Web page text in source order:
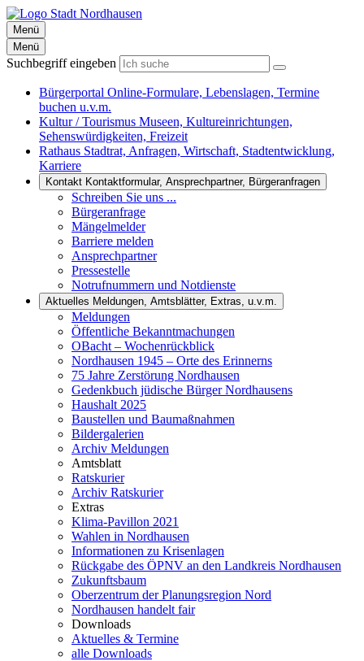
Menü
Menü
Suchbegriff eingeben
Bürgerportal Online-Formulare, Lebenslagen, Termine
buchen u.v.m.
Kultur / Tourismus Museen, Kultureinrichtungen,
Sehenswürdigkeiten, Freizeit
Rathaus Stadtrat, Anfragen, Wirtschaft, Stadtentwicklung,
Karriere
Kontakt Kontaktformular, Ansprechpartner, Bürgeranfragen
Schreiben Sie uns ...
Bürgeranfrage
Mängelmelder
Barriere melden
Ansprechpartner
Pressestelle
Notrufnummern und Notdienste
Aktuelles Meldungen, Amtsblätter, Extras, u.v.m.
Meldungen
Öffentliche Bekanntmachungen
OBacht – Wochenrückblick
Nordhausen 1945 – Orte des Erinnerns
75 Jahre Zerstörung Nordhausen
Gedenkbuch jüdische Bürger Nordhausens
Haushalt 2025
Baustellen und Baumaßnahmen
Bildergalerien
Archiv Meldungen
Amtsblatt
Ratskurier
Archiv Ratskurier
Extras
Klima-Pavillon 2021
Wahlen in Nordhausen
Informationen zu Krisenlagen
Rückgabe des ÖPNV an den Landkreis Nordhausen
Zukunftsbaum
Oberzentrum der Planungsregion Nord
Nordhausen handelt fair
Downloads
Aktuelles & Termine
alle Downloads